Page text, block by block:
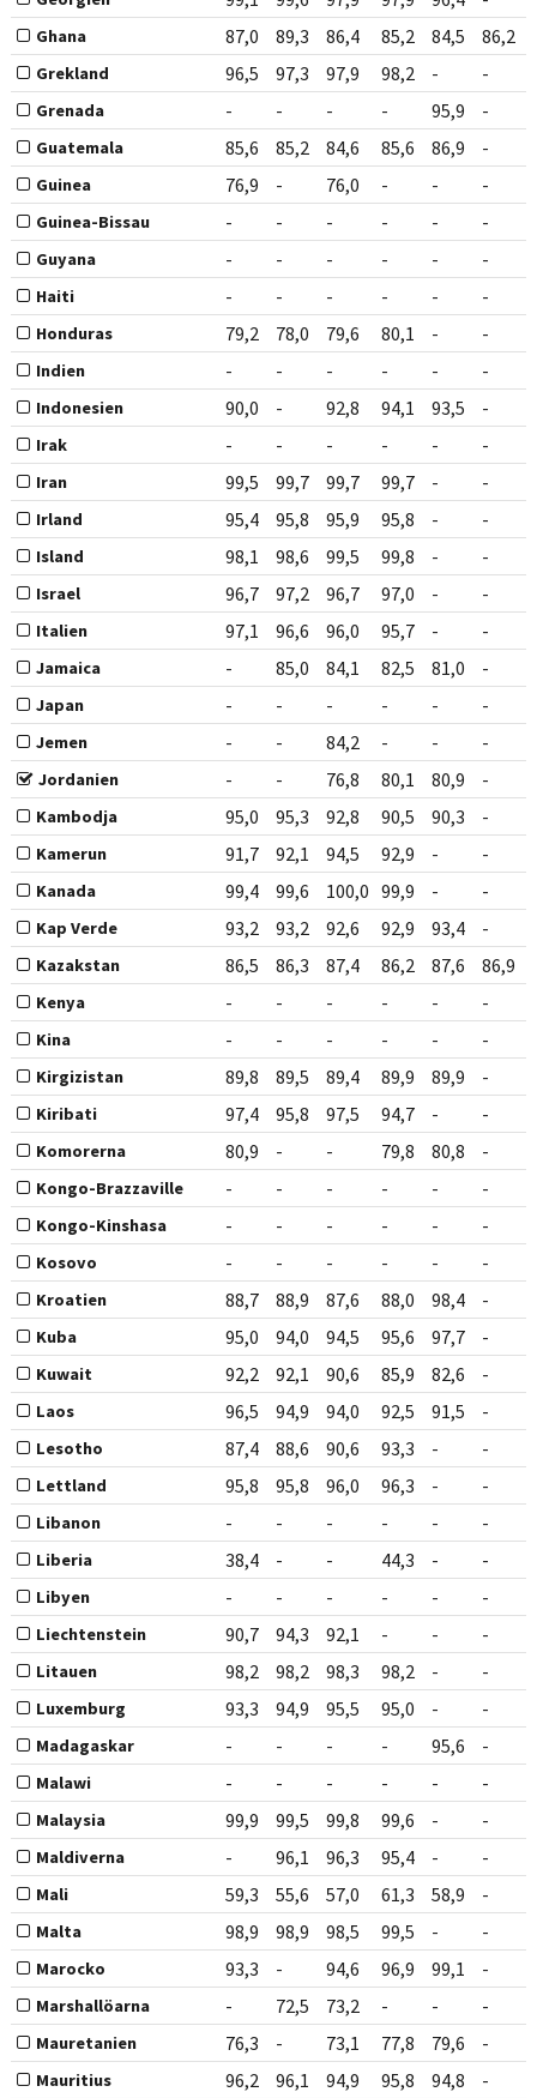
Ghana 87,0 89,3 86,4 85,2 84,5 86,2
Grekland 96,5 97,3 97,9 98,2 - -
Grenada - - - - 95,9 -
Guatemala 85,6 85,2 84,6 85,6 86,9 -
Guinea 76,9 - 76,0 - - -
Guinea-Bissau - - - - - -
Guyana - - - - - -
Haiti - - - - - -
Honduras 79,2 78,0 79,6 80,1 - -
Indien - - - - - -
Indonesien 90,0 - 92,8 94,1 93,5 -
Irak - - - - - -
Iran 99,5 99,7 99,7 99,7 - -
Irland 95,4 95,8 95,9 95,8 - -
Island 98,1 98,6 99,5 99,8 - -
Israel 96,7 97,2 96,7 97,0 - -
Italien 97,1 96,6 96,0 95,7 - -
Jamaica - 85,0 84,1 82,5 81,0 -
Japan - - - - - -
Jemen - - 84,2 - - -
Jordanien - - 76,8 80,1 80,9 -
Kambodja 95,0 95,3 92,8 90,5 90,3 -
Kamerun 91,7 92,1 94,5 92,9 - -
Kanada 99,4 99,6 100,0 99,9 - -
Kap Verde 93,2 93,2 92,6 92,9 93,4 -
Kazakstan 86,5 86,3 87,4 86,2 87,6 86,9
Kenya - - - - - -
Kina - - - - - -
Kirgizistan 89,8 89,5 89,4 89,9 89,9 -
Kiribati 97,4 95,8 97,5 94,7 - -
Komorerna 80,9 - - 79,8 80,8 -
Kongo-Brazzaville - - - - - -
Kongo-Kinshasa - - - - - -
Kosovo - - - - - -
Kroatien 88,7 88,9 87,6 88,0 98,4 -
Kuba 95,0 94,0 94,5 95,6 97,7 -
Kuwait 92,2 92,1 90,6 85,9 82,6 -
Laos 96,5 94,9 94,0 92,5 91,5 -
Lesotho 87,4 88,6 90,6 93,3 - -
Lettland 95,8 95,8 96,0 96,3 - -
Libanon - - - - - -
Liberia 38,4 - - 44,3 - -
Libyen - - - - - -
Liechtenstein 90,7 94,3 92,1 - - -
Litauen 98,2 98,2 98,3 98,2 - -
Luxemburg 93,3 94,9 95,5 95,0 - -
Madagaskar - - - - 95,6 -
Malawi - - - - - -
Malaysia 99,9 99,5 99,8 99,6 - -
Maldiverna - 96,1 96,3 95,4 - -
Mali 59,3 55,6 57,0 61,3 58,9 -
Malta 98,9 98,9 98,5 99,5 - -
Marocko 93,3 - 94,6 96,9 99,1 -
Marshallöarna - 72,5 73,2 - - -
Mauretanien 76,3 - 73,1 77,8 79,6 -
Mauritius 96,2 96,1 94,9 95,8 94,8 -